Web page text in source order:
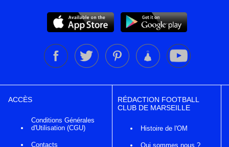
ACCÈS
Conditions Générales
d'Utilisation (CGU)
Contacts
RÉDACTION FOOTBALL
CLUB DE MARSEILLE
Histoire de l'OM
Qui sommes nous ?